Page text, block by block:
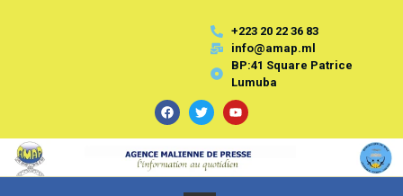
+223 20 22 36 83
info@amap.ml
BP:41 Square Patrice
Lumuba